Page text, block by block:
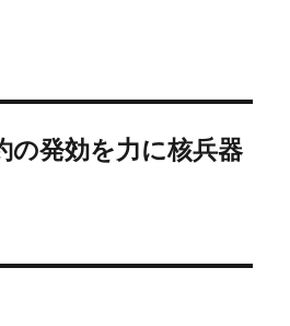
の発効を力に核兵器